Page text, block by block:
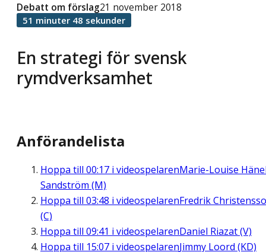
En strategi för svensk
rymdverksamhet
Debatt om förslag21 november 2018
51 minuter 48 sekunder
Anförandelista
Hoppa till 00:17 i videospelarenMarie-Louise
Sandström (M)
Hoppa till 03:48 i videospelarenFredrik
(C)
Hoppa till 09:41 i videospelarenDaniel Riazat (V)
Hoppa till 15:07 i videospelarenJimmy Loord (KD)